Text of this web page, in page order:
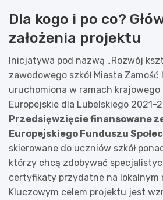
Dla kogo i po co?
założenia projektu
Inicjatywa pod nazwą „Rozwój
zawodowego szkół Miasta Zamość
uruchomiona w ramach
Europejskie dla Lubelskiego 2021-
Przedsięwzięcie finansowane
Europejskiego Funduszu
skierowane do uczniów szkół
którzy chcą zdobywać
certyfikaty przydatne na lokalnym
Kluczowym celem projektu jest